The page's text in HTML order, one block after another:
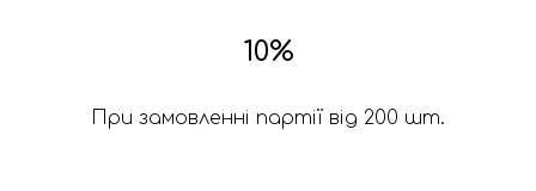
10%
При замовленні партії від 200 шт.